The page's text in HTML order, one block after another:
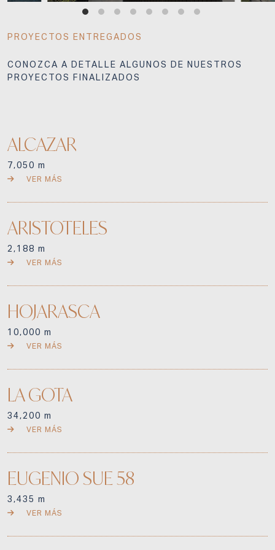
PROYECTOS ENTREGADOS
CONOZCA A DETALLE ALGUNOS DE NUESTROS
PROYECTOS FINALIZADOS
ALCAZAR
7,050 m
VER MÁS
ARISTOTELES
2,188 m
VER MÁS
HOJARASCA
10,000 m
VER MÁS
LA GOTA
34,200 m
VER MÁS
EUGENIO SUE 58
3,435 m
VER MÁS